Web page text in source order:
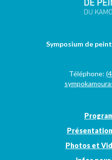
Symposium de
Téléphone:
Photos et